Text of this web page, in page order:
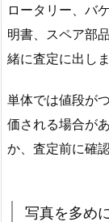
ロータリー、バ
明書、スペア部
緒に査定に出しま
単体では値段が
価される場合が
か、査定前に確
写真を多め